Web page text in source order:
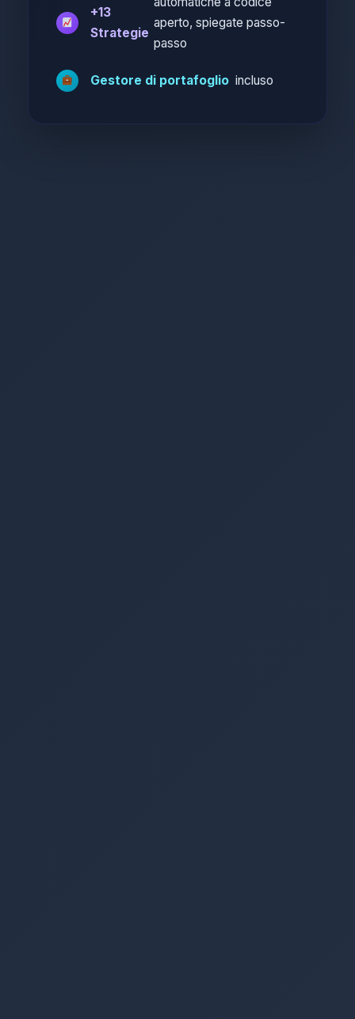
+13
Strategie
aperto, spiegate passo-
passo
Gestore di portafoglio incluso